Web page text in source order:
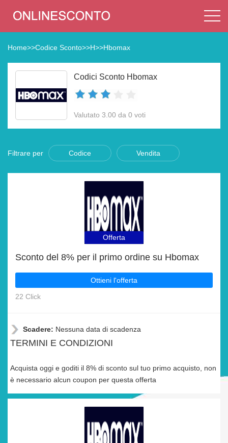
Home>>Codice Sconto>>H>>Hbomax
Codici Sconto Hbomax
Valutato 3.00 da 0 voti
Filtrare per Codice Vendita
Offerta
Sconto del 8% per il primo ordine su Hbomax
Ottieni l'offerta
22 Click
Scadere: Nessuna data di scadenza
TERMINI E CONDIZIONI
Acquista oggi e goditi il 8% di sconto sul tuo primo acquisto, non
è necessario alcun coupon per questa offerta